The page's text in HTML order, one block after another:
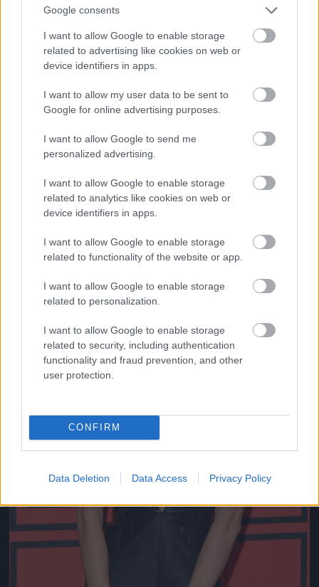
Google consents
I want to allow Google to enable storage
related to advertising like cookies on web or
device identifiers in apps.
I want to allow my user data to be sent to
Google for online advertising purposes.
I want to allow Google to send me
personalized advertising.
I want to allow Google to enable storage
related to analytics like cookies on web or
device identifiers in apps.
I want to allow Google to enable storage
related to functionality of the website or app.
I want to allow Google to enable storage
related to personalization.
I want to allow Google to enable storage
related to security, including authentication
functionality and fraud prevention, and other
user protection.
CONFIRM
Data Deletion Data Access Privacy Policy
Hogy miért tette ezt magával Adriana Lima? Talán
Joan Smallst akarta utánozni, aki Cannes-ban egy
Fotó: Alo Ceballos / Getty Images
Jön még kép!